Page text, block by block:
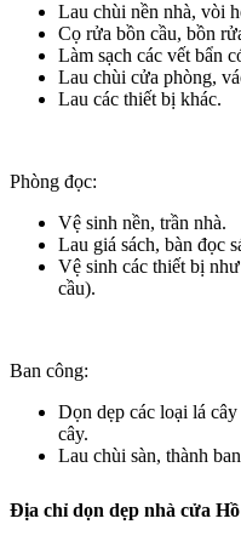
Lau chùi nền nhà, vòi
Cọ rửa bồn cầu, bồn
Làm sạch các vết bẩn
Lau chùi cửa phòng,
Lau các thiết bị khác.
Phòng đọc:
Vệ sinh nền, trần nhà.
Lau giá sách, bàn đọc
Vệ sinh các thiết bị
cầu).
Ban công:
Dọn dẹp các loại lá
cây.
Lau chùi sàn, thành
Địa chỉ dọn dẹp nhà cửa